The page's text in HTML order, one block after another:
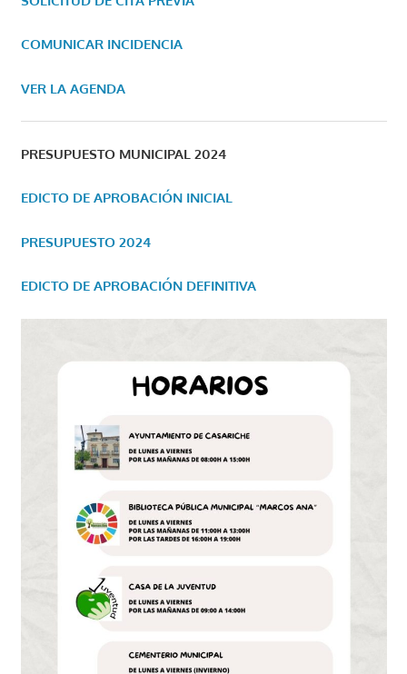
COMUNICAR INCIDENCIA
VER LA AGENDA
PRESUPUESTO MUNICIPAL 2024
EDICTO DE APROBACIÓN INICIAL
PRESUPUESTO 2024
EDICTO DE APROBACIÓN DEFINITIVA